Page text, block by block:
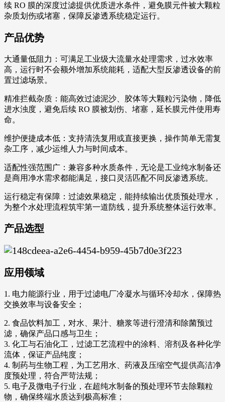
续 RO 膜的深度过滤提供优质进水条件，避免膜元件被大颗粒
杂质划伤或堵塞，保障反渗透系统稳定运行。
产品优势
大通量低阻力：可满足工业级大流量水处理需求，过水效率
高，运行时不会额外增加系统能耗，适配大型反渗透设备的前
置过滤场景。
精准拦截杂质：能高效过滤泥沙、胶体等大颗粒污染物，降低
进水浊度，避免后续 RO 膜被划伤、堵塞，延长膜元件使用寿
命。
维护便捷成本低：支持清洗复用或直接更换，操作简单无需复
杂工序，减少运维人力与时间成本。
适配性强范围广：兼容多种水质条件，无论是工业纯水制备还
是商用净水需求都能满足，接口灵活匹配不同反渗透系统。
运行稳定有保障：过滤效果稳定，能持续输出优质预处理水，
为整个水处理流程筑牢第一道防线，提升系统整体运行效率。
产品选型
应用领域
1. 电力能源行业，用于过滤电厂冷凝水与循环冷却水，保障热
交换效率与设备安全；
2. 食品饮料加工，对水、果汁、糖浆等进行澄清和除菌预过
滤，确保产品口感与卫生；
3. 化工与石油化工，过滤工艺流程中的涂料、溶剂及各种化学
流体，保证产品纯度；
4. 制药与生物工程，为工艺用水、药液及压缩空气提供高洁净
度预处理，符合严苛法规；
5. 电子及微电子行业，在超纯水制备的预处理环节去除颗粒
物，确保终端水质达到极高标准；